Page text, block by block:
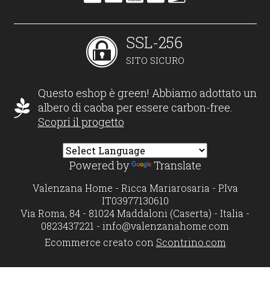
SSL-256
SITO SICURO
Questo eshop è green! Abbiamo adottato un
albero di caoba per essere carbon-free.
Scopri il progetto
Powered by Translate
Valenzana Home - Ricca Mariarosaria - P.Iva
IT03977130610
Via Roma, 84 - 81024 Maddaloni (Caserta) - Italia -
0823437221 - info@valenzanahome.com
Ecommerce creato con Scontrino.com